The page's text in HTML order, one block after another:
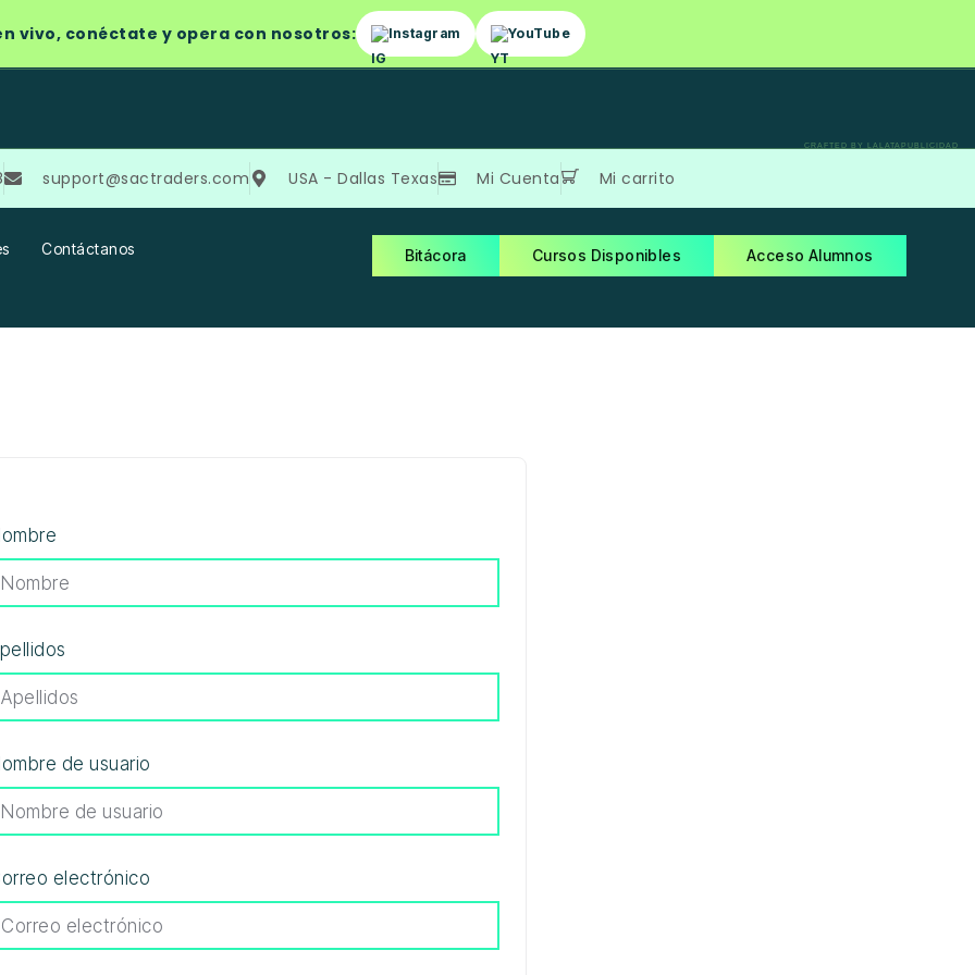
vivo, conéctate y opera con nosotros: Instagram YouTube
CRAFTED BY LALATAPUBLICIDAD
support@sactraders.com USA - Dallas Texas Mi Cuenta Mi carrito
Contáctanos Bitácora Cursos Disponibles Acceso Alumnos
de usuario
electrónico